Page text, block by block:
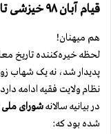
قیام آبان ۹۸ خیزشی تا سرنگونی تمامیت رژیم
هم میهنان!
لحظه خیره‌کننده تاریخ معاصر
پدیدار شد، نه یک شهاب
نظام ولایت فقیه ادامه
در بیانیه سالانهشورای
شده بود که: